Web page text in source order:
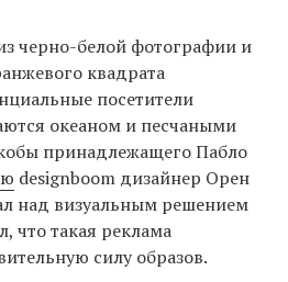
черно-белой фотографии и
квадрата
посетители
океаном и песчаными
принадлежащего Пабло
designboom дизайнер Орен
над визуальным решением
что такая реклама
силу образов.